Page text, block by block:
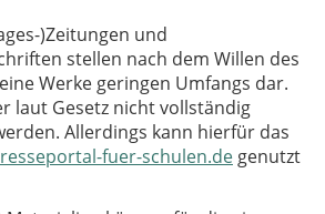
)Zeitungen und
stellen nach dem Willen des
Werke geringen Umfangs dar.
laut Gesetz nicht vollständig
Allerdings kann hierfür das
fuer-schulen.de genutzt